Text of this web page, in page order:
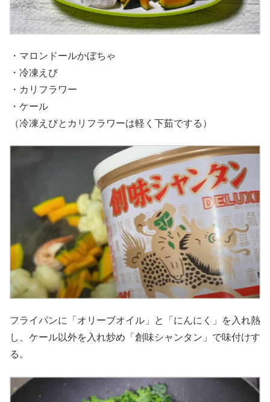
・マロンドールかぼちゃ
・冷凍えび
・カリフラワー
・ケール
（冷凍えびとカリフラワーは軽く下茹でする）
フライパンに「オリーブオイル」と「にんにく」を入れ熱
し、ケール以外を入れ炒め「創味シャンタン」で味付けす
る。